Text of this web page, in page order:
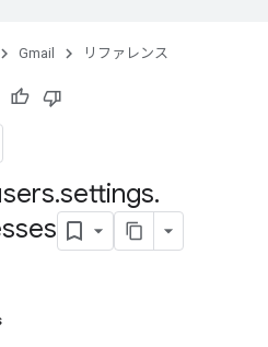
Gmail リファレンス
.settings.